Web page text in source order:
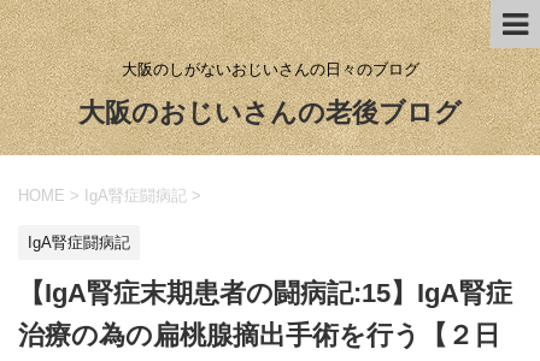
大阪のしがないおじいさんの日々のブログ
大阪のおじいさんの老後ブログ
HOME > IgA腎症闘病記 >
IgA腎症闘病記
【IgA腎症末期患者の闘病記:15】IgA腎症
治療の為の扁桃腺摘出手術を行う【２日